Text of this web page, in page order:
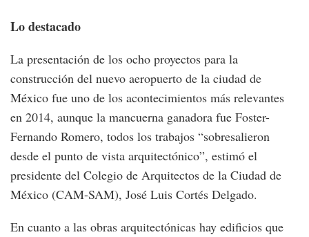
Lo destacado
La presentación de los ocho proyectos para la
construcción del nuevo aeropuerto de la ciudad de
México fue uno de los acontecimientos más relevantes
en 2014, aunque la mancuerna ganadora fue Foster-
Fernando Romero, todos los trabajos “sobresalieron
desde el punto de vista arquitectónico”, estimó el
presidente del Colegio de Arquitectos de la Ciudad de
México (CAM-SAM), José Luis Cortés Delgado.
En cuanto a las obras arquitectónicas hay edificios que